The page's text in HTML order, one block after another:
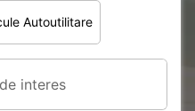
Autoutilitare